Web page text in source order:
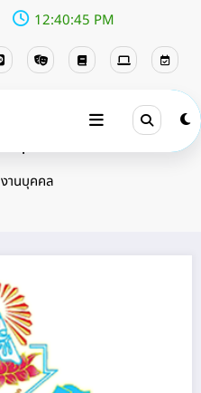
12:40:45 PM
งานบุคคล